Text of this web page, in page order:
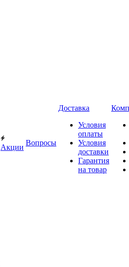
Акции
Вопросы
Доставка
Условия
оплаты
Условия
доставки
Гарантия
на товар